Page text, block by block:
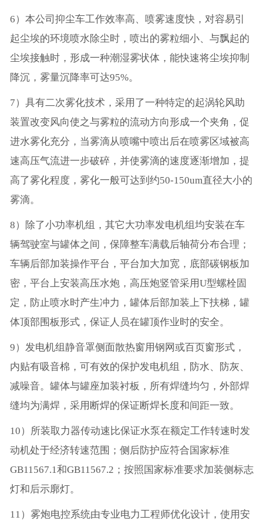
6）本公司抑尘车工作效率高、喷雾速度快，对容易引
起尘埃的环境喷水除尘时，喷出的雾粒细小、与飘起的
尘埃接触时，形成一种潮湿雾状体，能快速将尘埃抑制
降沉，雾量沉降率可达95%。
7）具有二次雾化技术，采用了一种特定的起涡轮风助
装置改变风向使之与雾粒的流动方向形成一个夹角，促
进水雾化充分，当雾滴从喷嘴中喷出后在喷雾区域被高
速高压气流进一步破碎，并使雾滴的速度逐渐增加，提
高了雾化程度，雾化一般可达到约50-150um直径大小的
雾滴。
8）除了小功率机组，其它大功率发电机组均安装在车
辆驾驶室与罐体之间，保障整车满载后轴荷分布合理；
车辆后部加装操作平台，平台加大加宽，底部碳钢板加
密，平台上安装高压水炮，高压炮竖管采用U型螺栓固
定，防止喷水时产生冲力，罐体后部加装上下扶梯，罐
体顶部围板形式，保证人员在罐顶作业时的安全。
9）发电机组静音罩侧面散热窗用钢网或百页窗形式，
内贴有吸音棉，可有效的保护发电机组，防水、防灰、
减噪音。罐体与罐座加装衬板，所有焊缝均匀，外部焊
缝均为满焊，采用断焊的保证断焊长度和间距一致。
10）所装取力器传动速比保证水泵在额定工作转速时发
动机处于经济转速范围；侧后防护应符合国家标准
GB11567.1和GB11567.2；按照国家标准要求加装侧标志
灯和后示廓灯。
11）雾炮电控系统由专业电力工程师优化设计，使用安